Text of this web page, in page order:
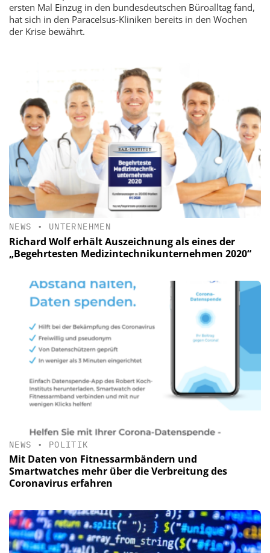
ersten Mal Einzug in den bundesdeutschen Büroalltag fand,
hat sich in den Paracelsus-Kliniken bereits in den Wochen
der Krise bewährt.
NEWS • UNTERNEHMEN
Richard Wolf erhält Auszeichnung als eines der
„Begehrtesten Medizintechnikunternehmen 2020“
NEWS • POLITIK
Mit Daten von Fitnessarmbändern und
Smartwatches mehr über die Verbreitung des
Coronavirus erfahren